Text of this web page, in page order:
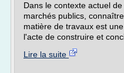
Dans le contexte actuel
marchés publics,
matière de travaux est
l'acte de construire et
Lire la suite